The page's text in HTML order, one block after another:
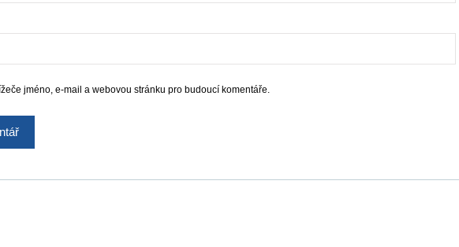
jméno, e-mail a webovou stránku pro budoucí komentáře.